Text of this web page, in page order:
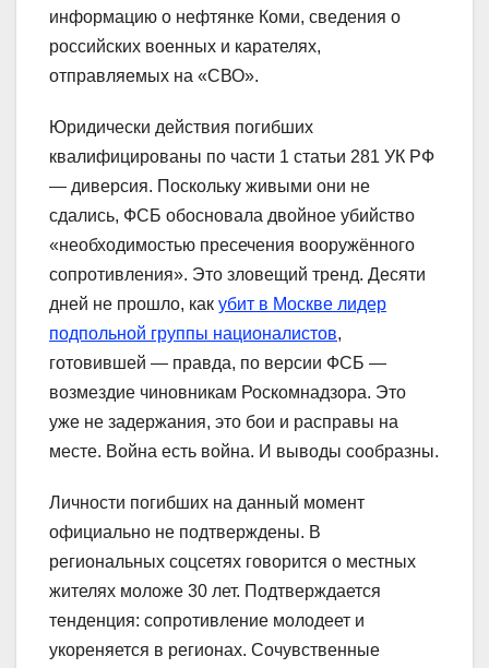
информацию о нефтянке Коми, сведения о
российских военных и карателях,
отправляемых на «СВО».
Юридически действия погибших
квалифицированы по части 1 статьи 281 УК РФ
— диверсия. Поскольку живыми они не
сдались, ФСБ обосновала двойное убийство
«необходимостью пресечения вооружённого
сопротивления». Это зловещий тренд. Десяти
дней не прошло, как убит в Москве лидер
подпольной группы националистов,
готовившей — правда, по версии ФСБ —
возмездие чиновникам Роскомнадзора. Это
уже не задержания, это бои и расправы на
месте. Война есть война. И выводы сообразны.
Личности погибших на данный момент
официально не подтверждены. В
региональных соцсетях говорится о местных
жителях моложе 30 лет. Подтверждается
тенденция: сопротивление молодеет и
укореняется в регионах. Сочувственные